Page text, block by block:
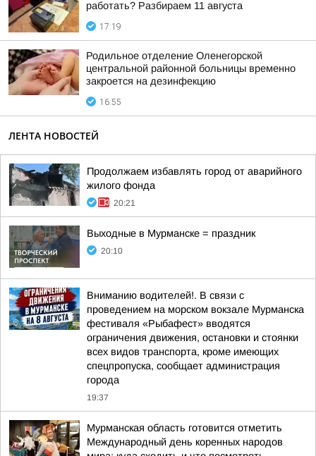
работать? Разбираем 11 августа
17:19
Родильное отделение Оленегорской
центральной районной больницы временно
закроется на дезинфекцию
16:55
ЛЕНТА НОВОСТЕЙ
Продолжаем избавлять город от аварийного
жилого фонда
20:21
Выходные в Мурманске = праздник
20:10
Вниманию водителей!. В связи с
проведением на морском вокзале Мурманска
фестиваля «Рыбафест» вводятся
ограничения движения, остановки и стоянки
всех видов транспорта, кроме имеющих
спецпропуска, сообщает администрация
города
19:37
Мурманская область готовится отметить
Международный день коренных народов